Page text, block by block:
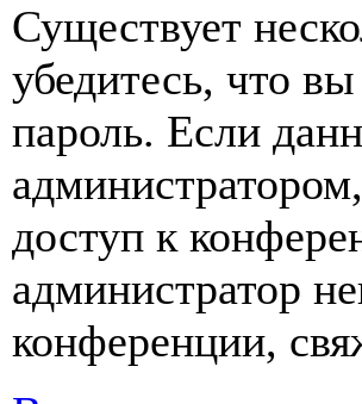
Существует
убедитесь, что
пароль. Если
доступ к
администратор
конференции,